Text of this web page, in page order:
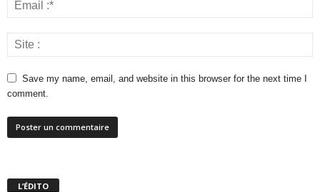
Save my name, email, and website in this browser for the next time I
comment.
L’ÉDITO